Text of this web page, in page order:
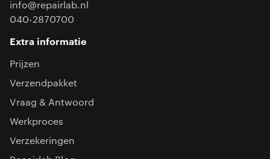
info@repairlab.nl
040-2870700
Extra informatie
Prijzen
Verzendpakket
Vraag & Antwoord
Werkproces
Verzekeringen